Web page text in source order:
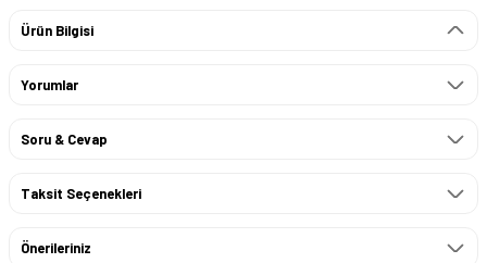
Ürün Bilgisi
Yorumlar
Soru & Cevap
Taksit Seçenekleri
Önerileriniz